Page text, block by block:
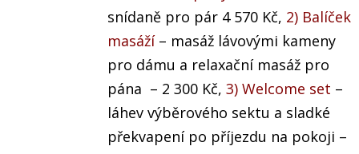
snídaně pro pár 4 570 Kč, 2) Balíček
masáží– masáž lávovými kameny
pro dámu a relaxační masáž pro
pána – 2 300 Kč,3) Welcome set –
láhev výběrového sektu a sladké
překvapení po příjezdu na pokoji –